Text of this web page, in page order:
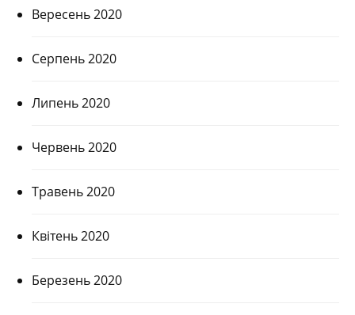
Вересень 2020
Серпень 2020
Липень 2020
Червень 2020
Травень 2020
Квітень 2020
Березень 2020